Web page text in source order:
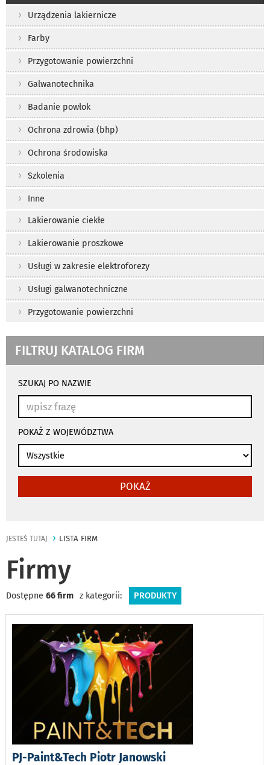
Urządzenia lakiernicze
Farby
Przygotowanie powierzchni
Galwanotechnika
Badanie powłok
Ochrona zdrowia (bhp)
Ochrona środowiska
Szkolenia
Inne
Lakierowanie ciekłe
Lakierowanie proszkowe
Usługi w zakresie elektroforezy
Usługi galwanotechniczne
Przygotowanie powierzchni
FILTRUJ KATALOG FIRM
wyszukiwania
automatycznie
SZUKAJ PO NAZWIE
POKAŻ Z WOJEWÓDZTWA
POKAŻ
JESTEŚ TUTAJ LISTA FIRM
Firmy
Dostępne 66 firm z kategorii: PRODUKTY
PJ-Paint&Tech Piotr Janowski